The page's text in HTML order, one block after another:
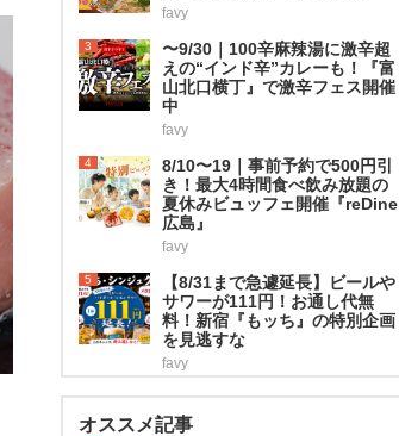
favy
3
〜9/30｜100辛麻辣湯に激辛超
えの“インド辛”カレーも！『富
山北口横丁』で激辛フェス開催
中
favy
4
8/10〜19｜事前予約で500円引
き！最大4時間食べ飲み放題の
夏休みビュッフェ開催『reDine
広島』
favy
5
【8/31まで急遽延長】ビールや
サワーが111円！お通し代無
料！新宿『もッち』の特別企画
を見逃すな
favy
オススメ記事